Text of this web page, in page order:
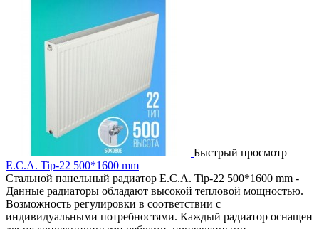
Быстрый просмотр
E.C.A. Tip-22 500*1600 mm
Стальной панельный радиатор E.C.A. Tip-22 500*1600 mm -
Данные радиаторы обладают высокой тепловой мощностью.
Возможность регулировки в соответствии с
индивидуальными потребностями. Каждый радиатор оснащен